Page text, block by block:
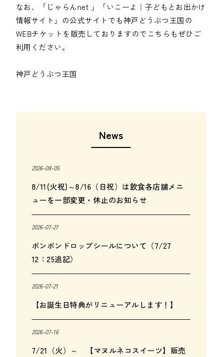
なお、「じゃらんnet 」「いこーよ｜子どもとお出かけ
情報サイト」の公式サイトでも神戸どうぶつ王国の
WEBチケットを販売しておりますのでこちらもぜひご
利用ください。
神戸どうぶつ王国
News
2026-08-05
8/11(火祝)～8/16（日祝）は飲食各店舗メニ
ューを一部変更・休止のお知らせ
2026-07-27
ボンボンドロップシールについて（7/27
12：25追記）
2026-07-21
【お誕生日特典がリニューアルします！】
2026-07-16
7/21（火）～ 【マヌルネコスイーツ】販売